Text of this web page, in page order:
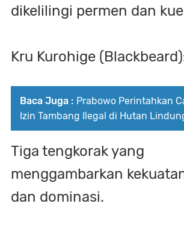
dikelilingi permen dan
Kru Kurohige
Baca Juga : Prabowo Perintahkan
Izin Tambang Ilegal di Hutan
Tiga tengkorak yang
menggambarkan
dan dominasi.